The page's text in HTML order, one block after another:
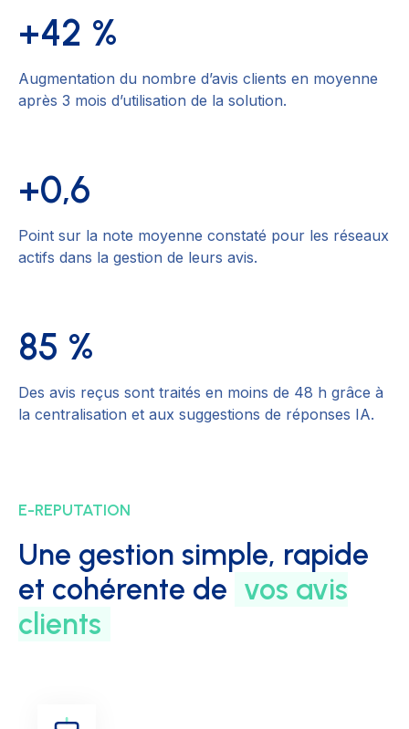
+42 %
Augmentation du nombre d’avis clients en moyenne
après 3 mois d’utilisation de la solution.
+0,6
Point sur la note moyenne constaté pour les réseaux
actifs dans la gestion de leurs avis.
85 %
Des avis reçus sont traités en moins de 48 h grâce à
la centralisation et aux suggestions de réponses IA.
E-REPUTATION
Une gestion simple, rapide
et cohérente de vos avis
clients